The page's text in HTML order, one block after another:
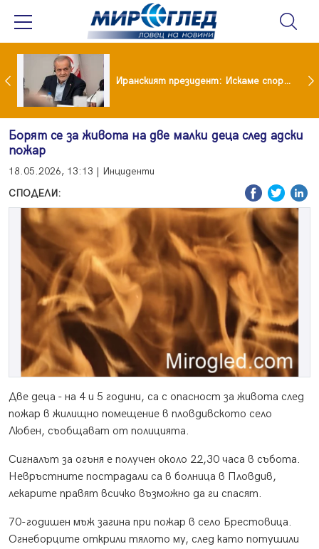
55-годишната Камелия по монокини и прашка предизвика сериозен спор Иранският президент: Искаме споразумение със САЩ , но без компромиси
Борят се за живота на две малки деца след адски
пожар
18.05.2026, 13:13 | Инциденти
СПОДЕЛИ:
Две деца - на 4 и 5 години, са с опасност за живота след
пожар в жилищно помещение в пловдивското село
Любен, съобщават от полицията.
Сигналът за огъня е получен около 22,30 часа в събота.
Невръстните пострадали са в болница в Пловдив,
лекарите правят всичко възможно да ги спасят.
70-годишен мъж загина при пожар в село Брестовица.
Огнеборците открили тялото му, след като потушили